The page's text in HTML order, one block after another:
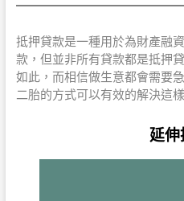
抵押貸款是一種用於為財產融
款，但並非所有貸款都是抵押
如此，而相信做生意都會需要
二胎的方式可以有效的解決這
延伸